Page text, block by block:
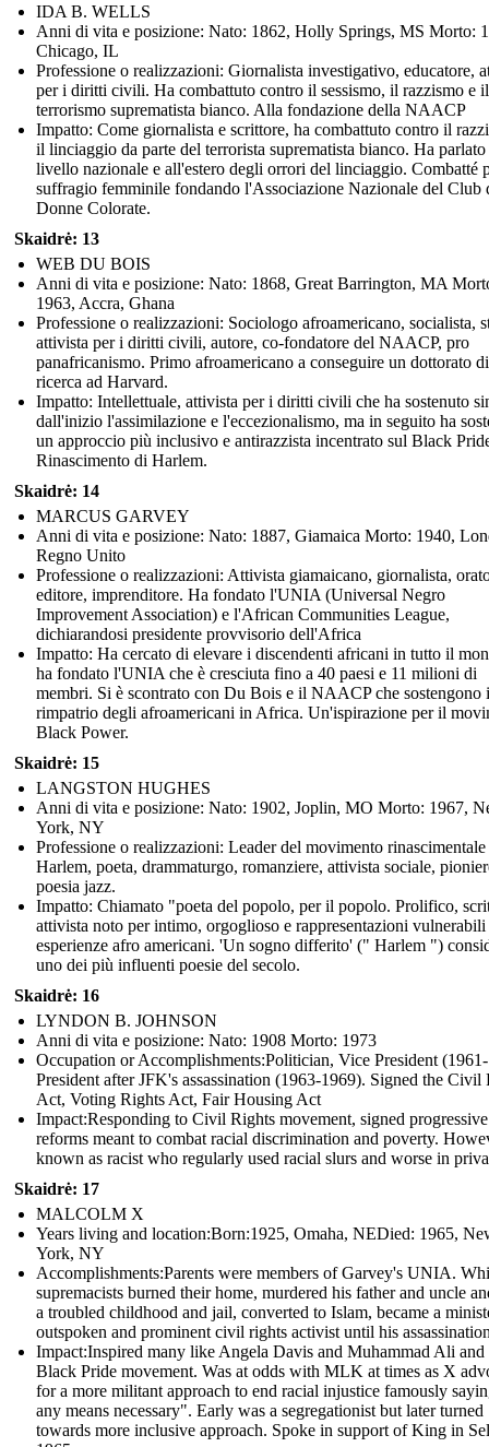
IDA B. WELLS
Anni di vita e posizione: Nato: 1862, Holly Springs, MS Morto:
Chicago, IL
Professione o realizzazioni: Giornalista investigativo, educatore,
per i diritti civili. Ha combattuto contro il sessismo, il razzismo e il
terrorismo suprematista bianco. Alla fondazione della NAACP
Impatto: Come giornalista e scrittore, ha combattuto contro il
il linciaggio da parte del terrorista suprematista bianco. Ha parlato
livello nazionale e all'estero degli orrori del linciaggio. Combatté
suffragio femminile fondando l'Associazione Nazionale del Club
Donne Colorate.
Skaidrė: 13
WEB DU BOIS
Anni di vita e posizione: Nato: 1868, Great Barrington, MA
1963, Accra, Ghana
Professione o realizzazioni: Sociologo afroamericano, socialista,
attivista per i diritti civili, autore, co-fondatore del NAACP, pro
panafricanismo. Primo afroamericano a conseguire un dottorato di
ricerca ad Harvard.
Impatto: Intellettuale, attivista per i diritti civili che ha sostenuto
dall'inizio l'assimilazione e l'eccezionalismo, ma in seguito ha
un approccio più inclusivo e antirazzista incentrato sul Black
Rinascimento di Harlem.
Skaidrė: 14
MARCUS GARVEY
Anni di vita e posizione: Nato: 1887, Giamaica Morto: 1940,
Regno Unito
Professione o realizzazioni: Attivista giamaicano, giornalista,
editore, imprenditore. Ha fondato l'UNIA (Universal Negro
Improvement Association) e l'African Communities League,
dichiarandosi presidente provvisorio dell'Africa
Impatto: Ha cercato di elevare i discendenti africani in tutto il
ha fondato l'UNIA che è cresciuta fino a 40 paesi e 11 milioni di
membri. Si è scontrato con Du Bois e il NAACP che sostengono
rimpatrio degli afroamericani in Africa. Un'ispirazione per il
Black Power.
Skaidrė: 15
LANGSTON HUGHES
Anni di vita e posizione: Nato: 1902, Joplin, MO Morto: 1967,
York, NY
Professione o realizzazioni: Leader del movimento
Harlem, poeta, drammaturgo, romanziere, attivista sociale,
poesia jazz.
Impatto: Chiamato "poeta del popolo, per il popolo. Prolifico,
attivista noto per intimo, orgoglioso e rappresentazioni
esperienze afro americani. 'Un sogno differito' (" Harlem ")
uno dei più influenti poesie del secolo.
Skaidrė: 16
LYNDON B. JOHNSON
Anni di vita e posizione: Nato: 1908 Morto: 1973
Occupation or Accomplishments: Politician, Vice President
President after JFK's assassination (1963-1969). Signed the Civil
Act, Voting Rights Act, Fair Housing Act
Impact: Responding to Civil Rights movement, signed progressive
reforms meant to combat racial discrimination and poverty.
known as racist who regularly used racial slurs and worse in
Skaidrė: 17
MALCOLM X
Years living and location:Born:1925, Omaha, NEDied: 1965,
York, NY
Accomplishments: Parents were members of Garvey's UNIA.
supremacists burned their home, murdered his father and uncle
a troubled childhood and jail, converted to Islam, became a
outspoken and prominent civil rights activist until his
Impact: Inspired many like Angela Davis and Muhammad Ali and
Black Pride movement. Was at odds with MLK at times as X
for a more militant approach to end racial injustice famously
any means necessary". Early was a segregationist but later turned
towards more inclusive approach. Spoke in support of King in